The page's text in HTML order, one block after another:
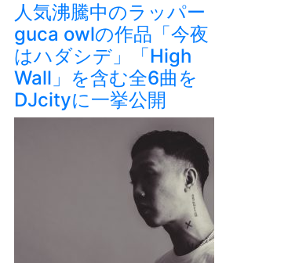
人気沸騰中のラッパー
guca owlの作品「今夜
はハダシデ」「High
Wall」を含む全6曲を
DJcityに一挙公開